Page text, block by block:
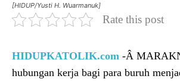
[HIDUP/Yusti H. Wuarmanuk]
Rate this post
HIDUPKATOLIK.com -Â
hubungan kerja bagi para buruh